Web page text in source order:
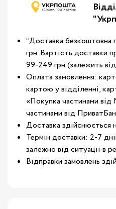
*Доставка безкоштовна
грн. Вартість доставки
99-249 грн (залежить від
Оплата замовлення:
картою у відділенні,
«Покупка частинами
частинами від
Доставка здійснюється
Термін доставки: 2-7
залежно від ситуації в
Відправки замовлень